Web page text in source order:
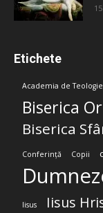
Etichete
Academia de Teologie
Biserica
Biserica
Conferință Copii
Iisus Iisus